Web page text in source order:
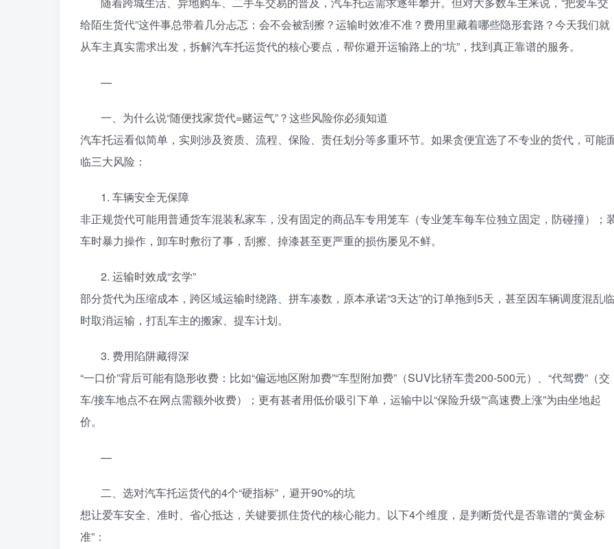
给陌生货代”这件事总带着几分忐忑：会不会被刮擦？运输时效准不准？费用里藏着哪些隐形套路？今天我们就
从车主真实需求出发，拆解汽车托运货代的核心要点，帮你避开运输路上的“坑”，找到真正靠谱的服务。
—
一、为什么说“随便找家货代=赌运气”？这些风险你必须知道
汽车托运看似简单，实则涉及资质、流程、保险、责任划分等多重环节。如果贪便宜选了不专业的货代，可能
临三大风险：
1. 车辆安全无保障
非正规货代可能用普通货车混装私家车，没有固定的商品车专用笼车（专业笼车每车位独立固定，防碰撞）；
车时暴力操作，卸车时敷衍了事，刮擦、掉漆甚至更严重的损伤屡见不鲜。
2. 运输时效成“玄学”
部分货代为压缩成本，跨区域运输时绕路、拼车凑数，原本承诺“3天达”的订单拖到5天，甚至因车辆调度混乱临
时取消运输，打乱车主的搬家、提车计划。
3. 费用陷阱藏得深
“一口价”背后可能有隐形收费：比如“偏远地区附加费”“车型附加费”（SUV比轿车贵200-500元）、“代驾费”（交
车/接车地点不在网点需额外收费）；更有甚者用低价吸引下单，运输中以“保险升级”“高速费上涨”为由坐地起
价。
—
二、选对汽车托运货代的4个“硬指标”，避开90%的坑
想让爱车安全、准时、省心抵达，关键要抓住货代的核心能力。以下4个维度，是判断货代是否靠谱的“黄金标
准”：